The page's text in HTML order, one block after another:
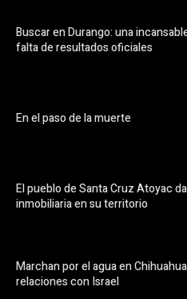
Buscar en Durango: una
falta de resultados oficiales
En el paso de la muerte
El pueblo de Santa Cruz Atoyac
inmobiliaria en su territorio
Marchan por el agua en
relaciones con Israel